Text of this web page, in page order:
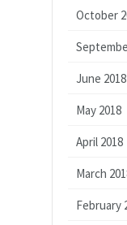
October
June 2018
May 2018
April 2018
March
February